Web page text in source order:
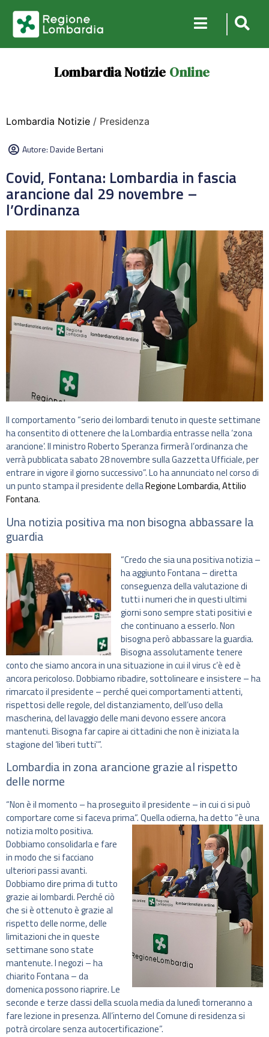
Lombardia Notizie Online
Lombardia Notizie / Presidenza
Autore:Davide Bertani
Covid, Fontana: Lombardia in fascia
arancione dal 29 novembre –
l’Ordinanza
Il comportamento “serio dei lombardi tenuto in queste settimane
ha consentito di ottenere che la Lombardia entrasse nella ‘zona
arancione’. Il ministro Roberto Speranza firmerà l’ordinanza che
verrà pubblicata sabato 28 novembre sulla Gazzetta Ufficiale, per
entrare in vigore il giorno successivo”. Lo ha annunciato nel corso di
un punto stampa il presidente dellaRegione Lombardia,Attilio
Fontana.
Una notizia positiva ma non bisogna abbassare la
guardia
“Credo che sia una positiva notizia –
ha aggiunto Fontana – diretta
conseguenza della valutazione di
tutti i numeri che in questi ultimi
giorni sono sempre stati positivi e
che continuano a esserlo. Non
bisogna però abbassare la guardia.
Bisogna assolutamente tenere
conto che siamo ancora in una situazione in cui il virus c’è ed è
ancora pericoloso. Dobbiamo ribadire, sottolineare e insistere – ha
rimarcato il presidente – perché quei comportamenti attenti,
rispettosi delle regole, del distanziamento, dell’uso della
mascherina, del lavaggio delle mani devono essere ancora
mantenuti. Bisogna far capire ai cittadini che non è iniziata la
stagione del ‘liberi tutti'”.
Lombardia in zona arancione grazie al rispetto
delle norme
“Non è il momento – ha proseguito il presidente – in cui ci si può
comportare come si faceva prima”.Quella odierna, ha detto “è una
notizia molto positiva.
Dobbiamo consolidarla e fare
in modo che si facciano
ulteriori passi avanti.
Dobbiamo dire prima di tutto
grazie ai lombardi. Perché ciò
che si è ottenuto è grazie al
rispetto delle norme, delle
limitazioni che in queste
settimane sono state
mantenute. I negozi – ha
chiarito Fontana – da
domenica possono riaprire. Le
seconde e terze classi della scuola media da lunedì torneranno a
fare lezione in presenza. All’interno del Comune di residenza si
potrà circolare senza autocertificazione”.